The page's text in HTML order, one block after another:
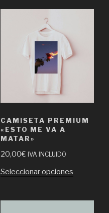
CAMISETA PREMIUM
«ESTO ME VA A
MATAR»
20,00€ IVA INCLUIDO
Seleccionar opciones